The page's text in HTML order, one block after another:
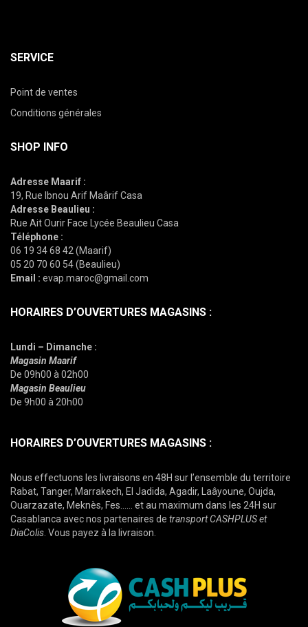
SERVICE
Point de ventes
Conditions générales
SHOP INFO
Adresse Maarif :
19, Rue Ibnou Arif Maârif Casa
Adresse Beaulieu :
Rue Ait Ourir Face Lycée Beaulieu Casa
Téléphone :
06 19 34 68 42 (Maarif)
05 20 70 60 54 (Beaulieu)
Email : evap.maroc@gmail.com
HORAIRES D’OUVERTURES MAGASINS :
Lundi – Dimanche :
Magasin Maarif
De 09h00 à 02h00
Magasin Beaulieu
De 9h00 à 20h00
HORAIRES D’OUVERTURES MAGASINS :
Nous effectuons les livraisons en 48H sur l’ensemble du territoire
Rabat, Tanger, Marrakech, El Jadida, Agadir, Laâyoune, Oujda,
Ouarzazate, Meknès, Fes…… et au maximum dans les 24H sur
Casablanca avec nos partenaires de transport CASHPLUS et
DiaColis. Vous payez à la livraison.